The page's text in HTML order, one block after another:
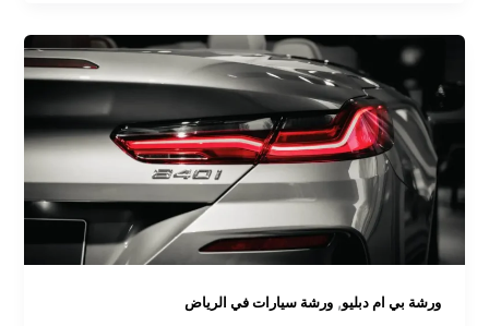
ورشة بي ام دبليو,ورشة سيارات في الرياض